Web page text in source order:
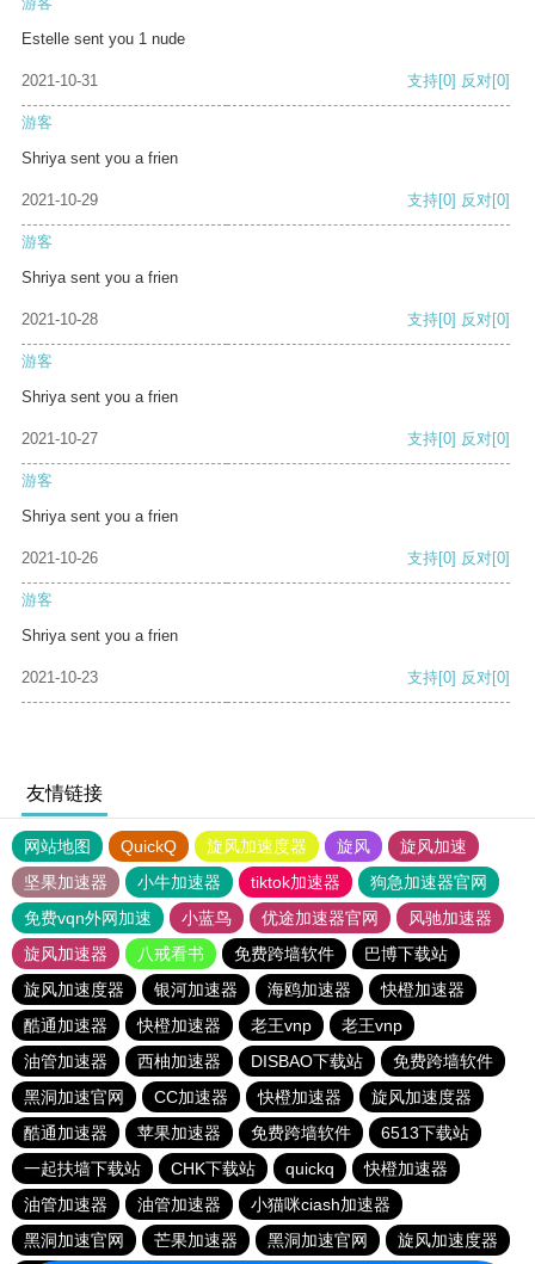
Estelle sent you 1 nude
2021-10-31 支持[0] 反对[0]
游客
Shriya sent you a frien
2021-10-29 支持[0] 反对[0]
游客
Shriya sent you a frien
2021-10-28 支持[0] 反对[0]
游客
Shriya sent you a frien
2021-10-27 支持[0] 反对[0]
游客
Shriya sent you a frien
2021-10-26 支持[0] 反对[0]
游客
Shriya sent you a frien
2021-10-23 支持[0] 反对[0]
友情链接
网站地图 QuickQ 旋风加速度器 旋风
旋风加速
坚果加速器
小牛加速器 tiktok加速器
狗急加速器官网
免费vqn外网加速
小蓝鸟 优途加速器官网
风驰加速器
旋风加速器
八戒看书 免费跨墙软件
巴博下载站
旋风加速度器
银河加速器 海鸥加速器
快橙加速器
酷通加速器
快橙加速器 老王vnp
老王vnp
油管加速器
西柚加速器 DISBAO下载站
免费跨墙软件
黑洞加速官网
CC加速器 快橙加速器
旋风加速度器
酷通加速器
苹果加速器 免费跨墙软件
6513下载站
一起扶墙下载站
CHK下载站 quickq
快橙加速器
油管加速器
油管加速器
小猫咪ciash加速器
黑洞加速官网
芒果加速器 黑洞加速官网 旋风加速度器